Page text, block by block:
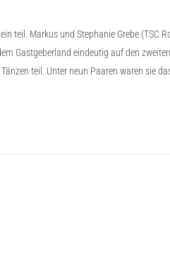
teil. Markus und Stephanie Grebe
Gastgeberland eindeutig auf den
teil. Unter neun Paaren waren sie